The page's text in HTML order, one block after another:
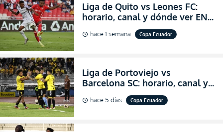
Liga de Quito vs Leones FC:
horario, canal y dónde ver EN
VIVO los octavos de final de la
Copa Ecuador 2026
schedule hace 1 semana Copa Ecuador
Liga de Portoviejo vs
Barcelona SC: horario, canal y
dónde ver EN VIVO los octavos
de final de la Copa Ecuador
schedule hace 5 días Copa Ecuador